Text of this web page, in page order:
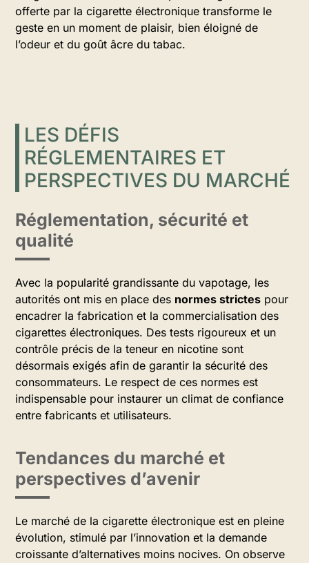
offerte par la cigarette électronique transforme le
geste en un moment de plaisir, bien éloigné de
l’odeur et du goût âcre du tabac.
LES DÉFIS
RÉGLEMENTAIRES ET
PERSPECTIVES DU MARCHÉ
Réglementation, sécurité et
qualité
Avec la popularité grandissante du vapotage, les
autorités ont mis en place des normes strictes pour
encadrer la fabrication et la commercialisation des
cigarettes électroniques. Des tests rigoureux et un
contrôle précis de la teneur en nicotine sont
désormais exigés afin de garantir la sécurité des
consommateurs. Le respect de ces normes est
indispensable pour instaurer un climat de confiance
entre fabricants et utilisateurs.
Tendances du marché et
perspectives d’avenir
Le marché de la cigarette électronique est en pleine
évolution, stimulé par l’innovation et la demande
croissante d’alternatives moins nocives. On observe